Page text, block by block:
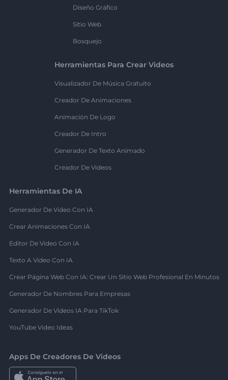
Diseño Gráfico
Sitio Web
Bosquejo
Herramientas Para Crear Videos
Visualizador De Música Gratuito
Creador De Animaciones
Animación De Logo
Creador De Intro
Generador De Texto Animado
Creador De Videos
Herramientas De IA
Generador De Video Con IA
Crear Animaciones Con IA
Editor De Video Con IA
Texto A Video Con IA
Crear Página Web Con IA: Crear Un Sitio Web Profesional En Minutos
Generador De Nombres Para Empresas
Generador De Videos IA Para TikTok
YouTube Video Ideas
Apps De Creadores De Videos